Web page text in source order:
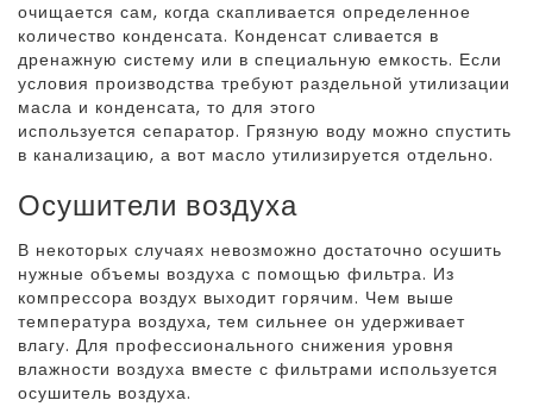
очищается сам, когда скапливается определенное
количество конденсата. Конденсат сливается в
дренажную систему или в специальную емкость. Если
условия производства требуют раздельной утилизации
масла и конденсата, то для этого
используется сепаратор. Грязную воду можно спустить
в канализацию, а вот масло утилизируется отдельно.
Осушители воздуха
В некоторых случаях невозможно достаточно осушить
нужные объемы воздуха с помощью фильтра. Из
компрессора воздух выходит горячим. Чем выше
температура воздуха, тем сильнее он удерживает
влагу. Для профессионального снижения уровня
влажности воздуха вместе с фильтрами используется
осушитель воздуха.